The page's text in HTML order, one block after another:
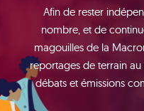
Afin de rester
nombre, et de
magouilles de la
reportages de terrain au
débats et émissions